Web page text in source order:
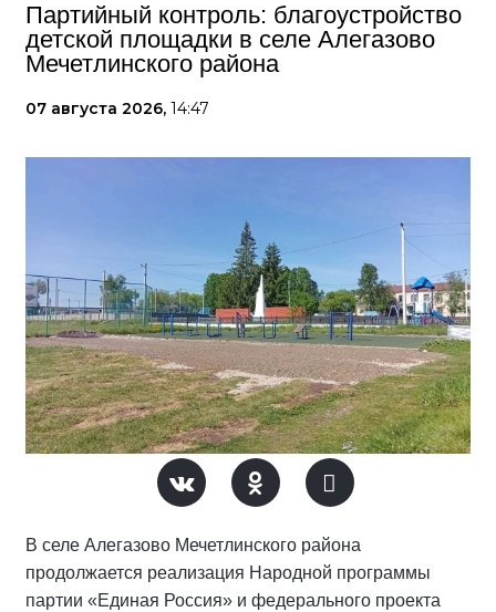
Партийный контроль: благоустройство
детской площадки в селе Алегазово
Мечетлинского района
07 августа 2026, 14:47
В селе Алегазово Мечетлинского района
продолжается реализация Народной программы
партии «Единая Россия» и федерального проекта